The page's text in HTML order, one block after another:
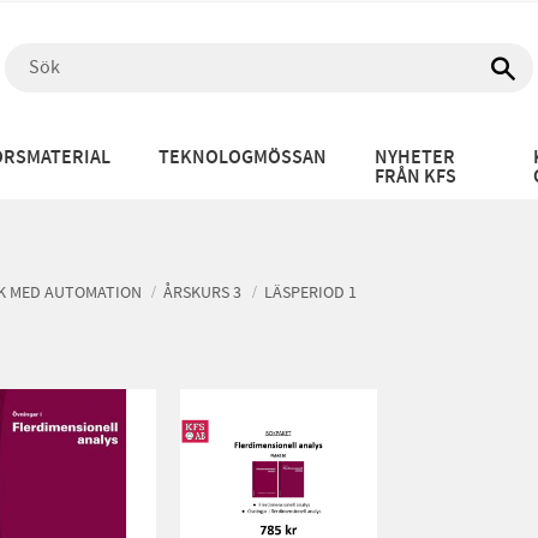
TEKNOLOGMÖSSAN NYHETER
FRÅN KFS
MED AUTOMATION ÅRSKURS 3 LÄSPERIOD 1